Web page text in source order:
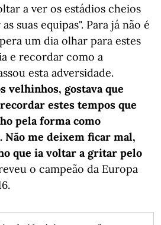
a ver os estádios cheios
suas equipas". Para já não é
um dia olhar para estes
e recordar como a
esta adversidade.
velhinhos, gostava que
estes tempos que
pela forma como
Não me deixem ficar mal,
que ia voltar a gritar pelo
o campeão da Europa